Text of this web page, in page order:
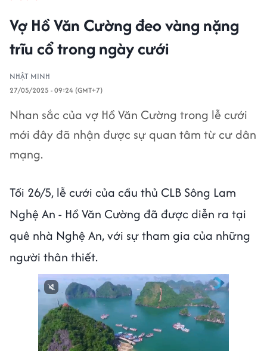
Vợ Hồ Văn Cường đeo vàng nặng
trĩu cổ trong ngày cưới
NHẬT MINH
27/05/2025 - 09:24 (GMT+7)
Nhan sắc của vợ Hồ Văn Cường trong lễ cưới
mới đây đã nhận được sự quan tâm từ cư dân
mạng.
Tối 26/5, lễ cưới của cầu thủ CLB Sông Lam
Nghệ An - Hồ Văn Cường đã được diễn ra tại
quê nhà Nghệ An, với sự tham gia của những
người thân thiết.